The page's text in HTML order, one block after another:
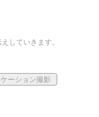
していきます。
ケーション撮影